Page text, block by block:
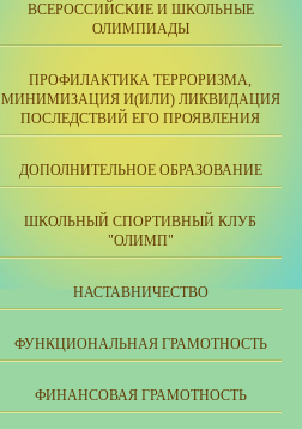
ВСЕРОССИЙСКИЕ И ШКОЛЬНЫЕ
ОЛИМПИАДЫ
ПРОФИЛАКТИКА ТЕРРОРИЗМА,
МИНИМИЗАЦИЯ И(ИЛИ) ЛИКВИДАЦИЯ
ПОСЛЕДСТВИЙ ЕГО ПРОЯВЛЕНИЯ
ДОПОЛНИТЕЛЬНОЕ ОБРАЗОВАНИЕ
ШКОЛЬНЫЙ СПОРТИВНЫЙ КЛУБ
"ОЛИМП"
НАСТАВНИЧЕСТВО
ФУНКЦИОНАЛЬНАЯ ГРАМОТНОСТЬ
ФИНАНСОВАЯ ГРАМОТНОСТЬ